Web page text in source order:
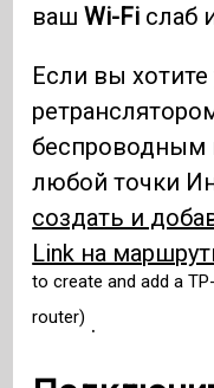
вашWi-Fi слаб
Если вы хотите
беспроводным
любой точки
создать и
Link на
to create and add a
router) .